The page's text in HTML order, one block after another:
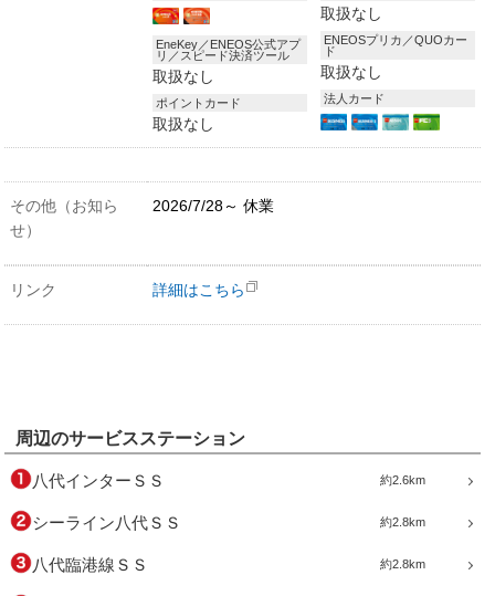
EneKey／ENEOS公式アプ
リ／スピード決済ツール
取扱なし
ポイントカード
取扱なし
取扱なし
ENEOSプリカ／QUOカー
ド
取扱なし
法人カード
その他（お知ら
せ）
2026/7/28～ 休業
リンク 詳細はこちら
周辺のサービスステーション
約2.6km
八代インターＳＳ
約2.8km
シーライン八代ＳＳ
約2.8km
八代臨港線ＳＳ